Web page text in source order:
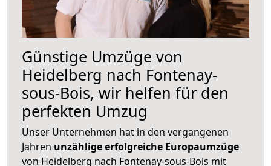
Günstige Umzüge von
Heidelberg nach Fontenay-
sous-Bois, wir helfen für den
perfekten Umzug
Unser Unternehmen hat in den vergangenen
Jahren unzählige erfolgreiche Europaumzüge
von Heidelberg nach Fontenay-sous-Bois mit